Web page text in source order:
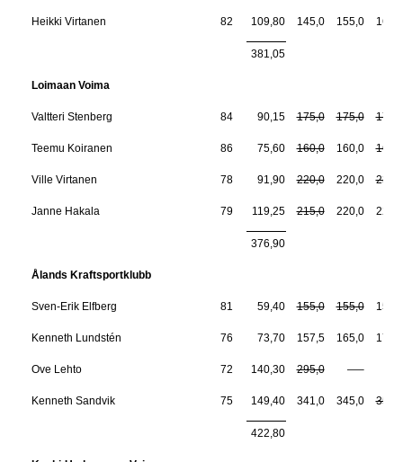
Heikki Virtanen 82 109,80 145,0 155,0 160,0
381,05
Loimaan Voima
Valtteri Stenberg 84 90,15 175,0 175,0 175,0
Teemu Koiranen 86 75,60 160,0 160,0 165,0
Ville Virtanen 78 91,90 220,0 220,0 230,0
Janne Hakala 79 119,25 215,0 220,0 225,0
376,90
Ålands Kraftsportklubb
Sven-Erik Elfberg 81 59,40 155,0 155,0 155,0
Kenneth Lundstén 76 73,70 157,5 165,0 170,0
Ove Lehto 72 140,30 295,0 —–
Kenneth Sandvik 75 149,40 341,0 345,0 350,0
422,80